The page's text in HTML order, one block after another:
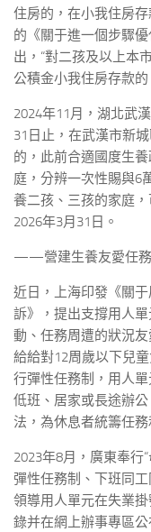
住房的，在小我住房
的《關于進一個步驟
出，“對二孩及以上本
公積金小我住房存款
2024年11月，湖北武
31日止，在武漢市新
的，此前合適國度生
庭，分辨一次性賜與6
養二孩、三孩的家庭
2026年3月31日。
——營建生養友愛任務
近日，上海印發《關
訴》，提出支撐用人
動、任務周遭的狀況
給給對12周歲以下兒
行彈性任務制，用人
低班、居家或長途辦
法，為休息者統籌任
2023年8月，廣東奉行
彈性任務制、下班同工
領導用人單元在失業
錄并在網上辦事專區